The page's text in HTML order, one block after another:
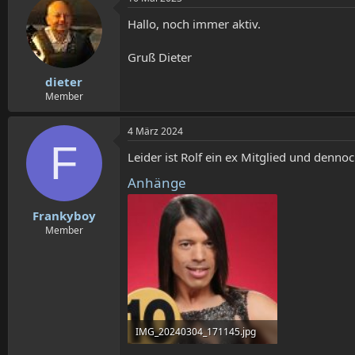
dieter
Member
Hallo, noch immer aktiv.
Gruß Dieter
F
Frankyboy
Member
4 März 2024
Leider ist Rolf ein ex Mitglied und
Anhänge
IMG_20240304_171145.jpg